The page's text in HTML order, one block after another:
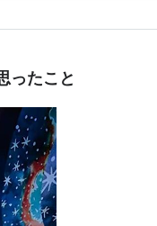
ったこと